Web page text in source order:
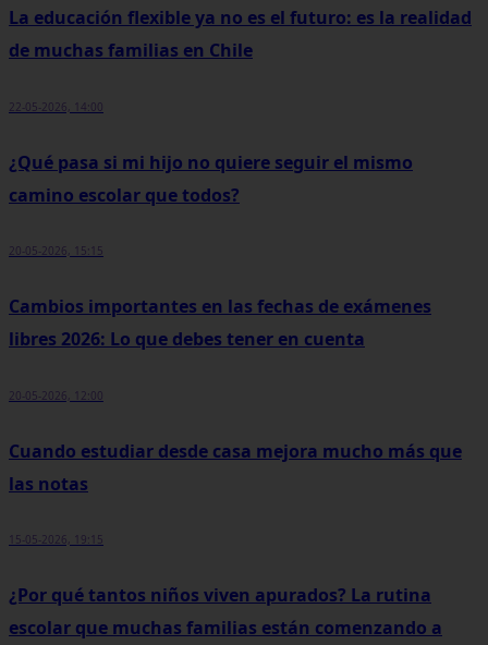
La educación flexible ya no es el futuro: es la realidad
de muchas familias en Chile
22-05-2026, 14:00
¿Qué pasa si mi hijo no quiere seguir el mismo
camino escolar que todos?
20-05-2026, 15:15
Cambios importantes en las fechas de exámenes
libres 2026: Lo que debes tener en cuenta
20-05-2026, 12:00
Cuando estudiar desde casa mejora mucho más que
las notas
15-05-2026, 19:15
¿Por qué tantos niños viven apurados? La rutina
escolar que muchas familias están comenzando a